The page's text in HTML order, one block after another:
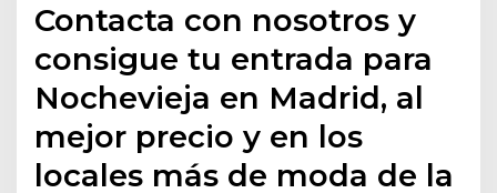
Contacta con nosotros y
consigue tu entrada para
Nochevieja en Madrid, al
mejor precio y en los
locales más de moda de la